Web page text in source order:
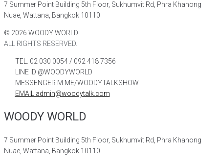
7 Summer Point Building 5th Floor, Sukhumvit Rd, Phra Khanong
Nuae, Wattana, Bangkok 10110
© 2026 WOODY WORLD.
ALL RIGHTS RESERVED.
TEL. 02 030 0054 / 092 418 7356
LINE ID @WOODYWORLD
MESSENGER M.ME/WOODYTALKSHOW
EMAIL admin@woodytalk.com
WOODY WORLD
7 Summer Point Building 5th Floor, Sukhumvit Rd, Phra Khanong
Nuae, Wattana, Bangkok 10110